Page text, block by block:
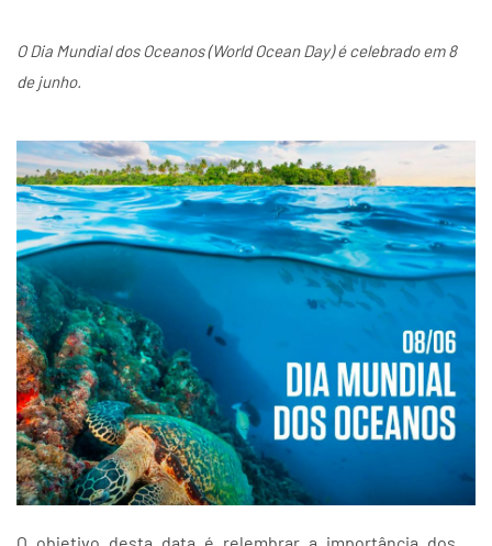
O Dia Mundial dos Oceanos (World Ocean Day) é celebrado em 8
de junho.
O objetivo desta data é relembrar a importância dos